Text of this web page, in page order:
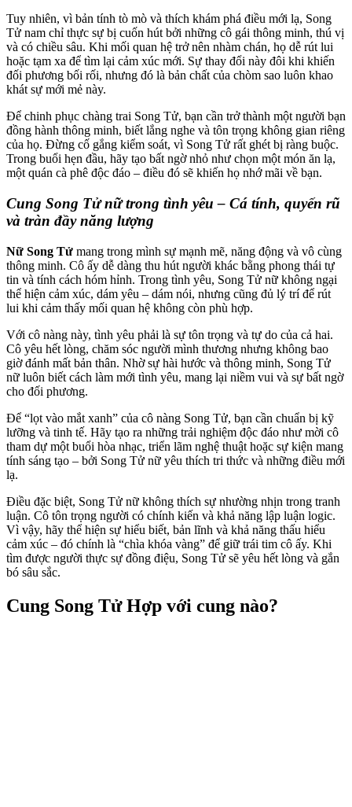
Tuy nhiên, vì bản tính tò mò và thích khám phá điều mới lạ, Song
Tử nam chỉ thực sự bị cuốn hút bởi những cô gái thông minh, thú vị
và có chiều sâu. Khi mối quan hệ trở nên nhàm chán, họ dễ rút lui
hoặc tạm xa để tìm lại cảm xúc mới. Sự thay đổi này đôi khi khiến
đối phương bối rối, nhưng đó là bản chất của chòm sao luôn khao
khát sự mới mẻ này.
Để chinh phục chàng trai Song Tử, bạn cần trở thành một người bạn
đồng hành thông minh, biết lắng nghe và tôn trọng không gian riêng
của họ. Đừng cố gắng kiểm soát, vì Song Tử rất ghét bị ràng buộc.
Trong buổi hẹn đầu, hãy tạo bất ngờ nhỏ như chọn một món ăn lạ,
một quán cà phê độc đáo – điều đó sẽ khiến họ nhớ mãi về bạn.
Cung Song Tử nữ trong tình yêu – Cá tính, quyến rũ
và tràn đầy năng lượng
Nữ Song Tử mang trong mình sự mạnh mẽ, năng động và vô cùng
thông minh. Cô ấy dễ dàng thu hút người khác bằng phong thái tự
tin và tính cách hóm hỉnh. Trong tình yêu, Song Tử nữ không ngại
thể hiện cảm xúc, dám yêu – dám nói, nhưng cũng đủ lý trí để rút
lui khi cảm thấy mối quan hệ không còn phù hợp.
Với cô nàng này, tình yêu phải là sự tôn trọng và tự do của cả hai.
Cô yêu hết lòng, chăm sóc người mình thương nhưng không bao
giờ đánh mất bản thân. Nhờ sự hài hước và thông minh, Song Tử
nữ luôn biết cách làm mới tình yêu, mang lại niềm vui và sự bất ngờ
cho đối phương.
Để “lọt vào mắt xanh” của cô nàng Song Tử, bạn cần chuẩn bị kỹ
lưỡng và tinh tế. Hãy tạo ra những trải nghiệm độc đáo như mời cô
tham dự một buổi hòa nhạc, triển lãm nghệ thuật hoặc sự kiện mang
tính sáng tạo – bởi Song Tử nữ yêu thích tri thức và những điều mới
lạ.
Điều đặc biệt, Song Tử nữ không thích sự nhường nhịn trong tranh
luận. Cô tôn trọng người có chính kiến và khả năng lập luận logic.
Vì vậy, hãy thể hiện sự hiểu biết, bản lĩnh và khả năng thấu hiểu
cảm xúc – đó chính là “chìa khóa vàng” để giữ trái tim cô ấy. Khi
tìm được người thực sự đồng điệu, Song Tử sẽ yêu hết lòng và gắn
bó sâu sắc.
Cung Song Tử Hợp với cung nào?